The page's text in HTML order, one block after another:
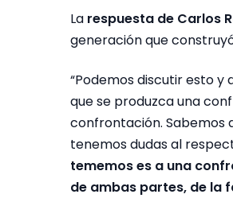
La respuesta de Carlos
generación que
“Podemos discutir esto
que se produzca una
confrontación. Sabemos
tenemos dudas al
tememos es a una
de ambas partes, de la